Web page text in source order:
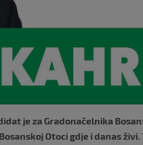
je za Gradonačelnika
Otoci gdje i danas živi.